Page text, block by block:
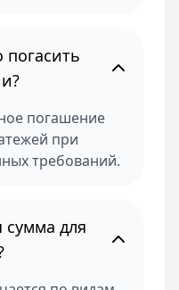
погашение
при
требований.
для